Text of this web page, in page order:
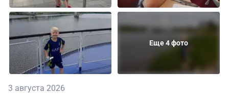
Еще 4 фото
3 августа 2026